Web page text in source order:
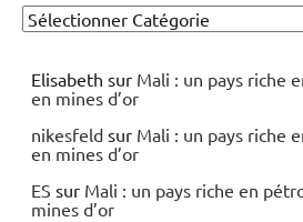
Elisabeth sur Mali : un pays riche
en mines d’or
nikesfeld sur Mali : un pays riche
en mines d’or
ES sur Mali : un pays riche en
mines d’or